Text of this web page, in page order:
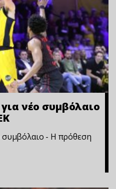
νέο συμβόλαιο
συμβόλαιο - Η πρόθεση